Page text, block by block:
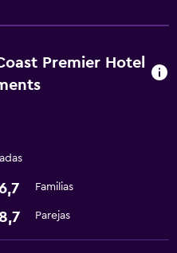
Premier Hotel
Familias
8,7 Parejas